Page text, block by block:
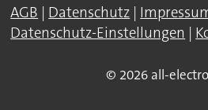
AGB | Datenschutz |
Datenschutz-Einstellungen |
© 2026 all-